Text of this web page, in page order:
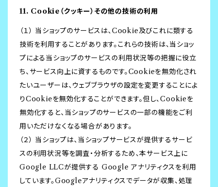
11. Cookie（クッキー）その他の技術の利用
（１） 当ショップのサービスは、Cookie及びこれに類する
技術を利用することがあります。これらの技術は、当ショッ
プによる当ショップのサービスの利用状況等の把握に役立
ち、サービス向上に資するものです。Cookieを無効化され
たいユーザーは、ウェブブラウザの設定を変更することによ
りCookieを無効化することができます。但し、Cookieを
無効化すると、当ショップのサービスの一部の機能をご利
用いただけなくなる場合があります。
（２） 当ショップは、当ショップサービスが提供するサービ
スの利用状況等を調査・分析するため、本サービス上に
Google LLCが提供する Google アナリティクスを利用
しています。Googleアナリティクスでデータが収集、処理